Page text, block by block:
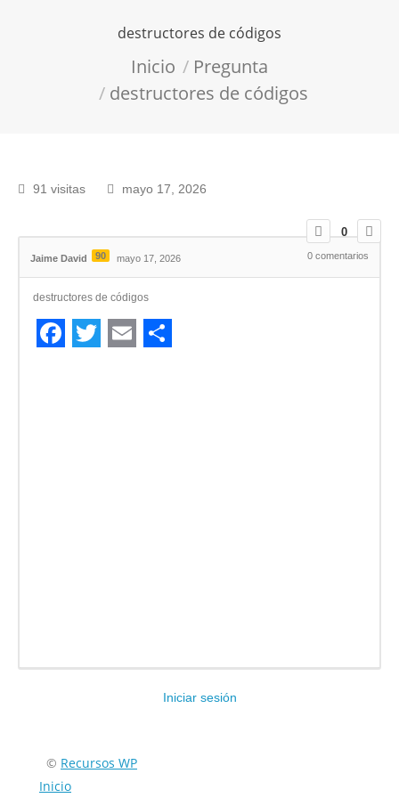
destructores de códigos
Inicio
Pregunta
destructores de códigos
91 visitas mayo 17, 2026
0
Jaime David 90 mayo 17, 2026 0 comentarios
destructores de códigos
Iniciar sesión
Encuéntranos en:
© Recursos WP
Inicio